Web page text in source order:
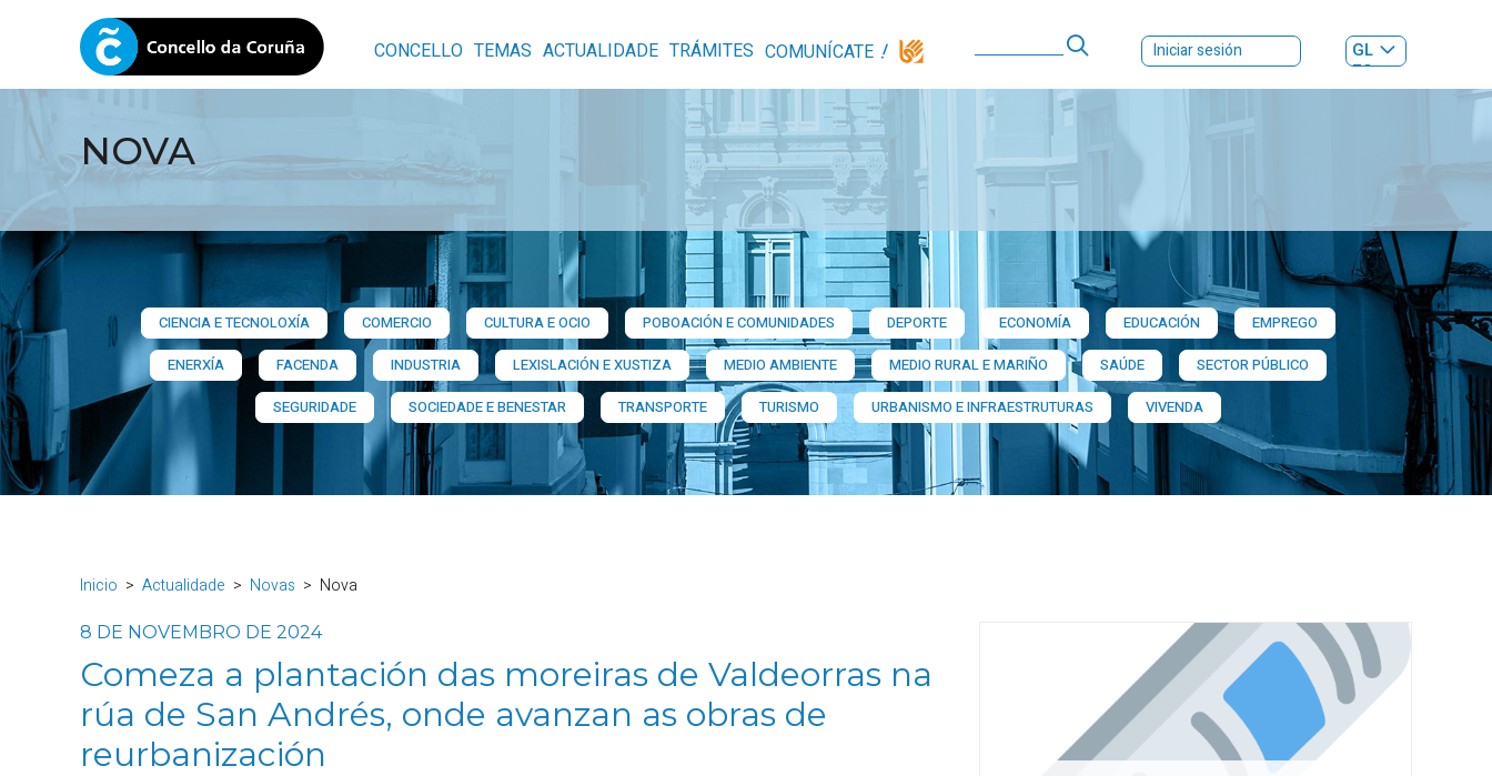
CONCELLO TEMAS ACTUALIDADE TRÁMITES COMUNÍCATE Iniciar sesión
GL
ES|
NOVA
CIENCIA E TECNOLOXÍA COMERCIO CULTURA E OCIO POBOACIÓN E COMUNIDADES DEPORTE ECONOMÍA EDUCACIÓN
EMPREGO
ENERXÍA
FACENDA INDUSTRIA LEXISLACIÓN E XUSTIZA MEDIO AMBIENTE MEDIO RURAL E MARIÑO SAÚDE
SECTOR PÚBLICO
SEGURIDADE
SOCIEDADE E BENESTAR TRANSPORTE TURISMO URBANISMO E INFRAESTRUTURAS VIVENDA
Inicio Actualidade Novas Nova
8 DE NOVEMBRO DE 2024
Comeza a plantación das moreiras de Valdeorras na
rúa de San Andrés, onde avanzan as obras de
reurbanización